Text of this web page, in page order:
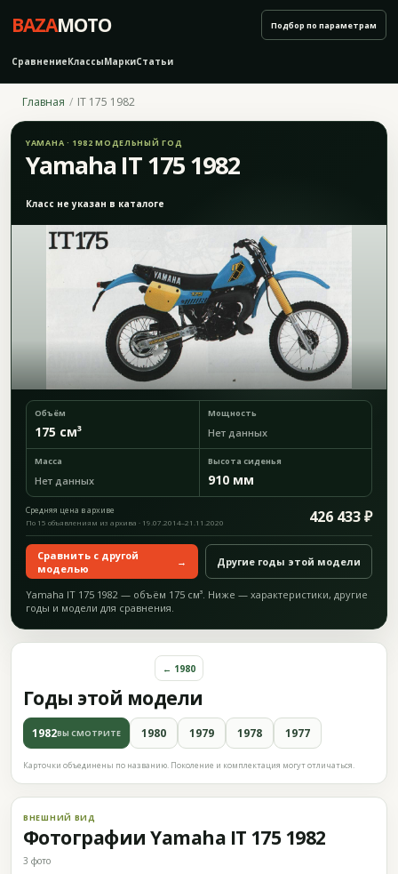
BAZAMOTO
СравнениеКлассыМаркиСтатьи
Подбор по параметрам
Главная IT 175 1982
YAMAHA · 1982 МОДЕЛЬНЫЙ ГОД
Yamaha IT 175 1982
Класс не указан в каталоге
Объём
175 см³
Мощность
Нет данных
Масса
Нет данных
Высота сиденья
910 мм
Средняя цена в архиве 426 433 ₽
По 15 объявлениям из архива · 19.07.2014–21.11.2020
Сравнить с другой
моделью
→ Другие годы этой модели
Yamaha IT 175 1982 — объём 175 см³. Ниже — характеристики, другие
годы и модели для сравнения.
Годы этой модели
← 1980
1982ВЫ СМОТРИТЕ 1980 1979 1978 1977
Карточки объединены по названию. Поколение и комплектация могут отличаться.
ВНЕШНИЙ ВИД
Фотографии Yamaha IT 175 1982
3 фото